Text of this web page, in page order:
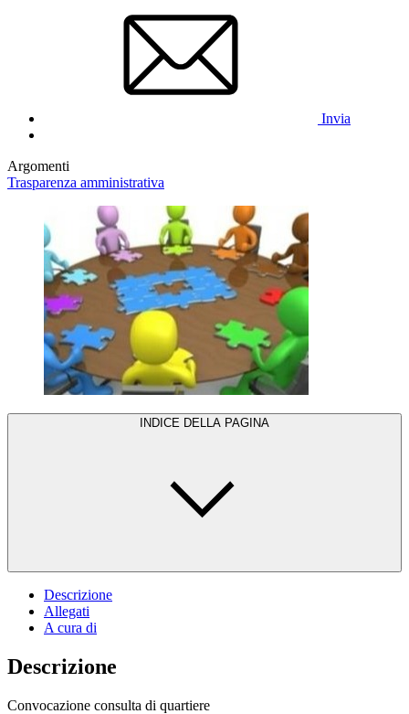
Invia
Argomenti
Trasparenza amministrativa
INDICE DELLA PAGINA
Descrizione
Allegati
A cura di
Descrizione
Convocazione consulta di quartiere